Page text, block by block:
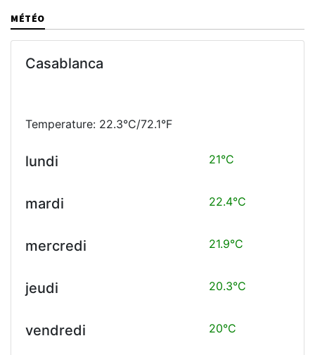
MÉTÉO
Casablanca
Temperature: 22.3°C/72.1°F
lundi 21°C
mardi 22.4°C
mercredi 21.9°C
jeudi 20.3°C
vendredi 20°C